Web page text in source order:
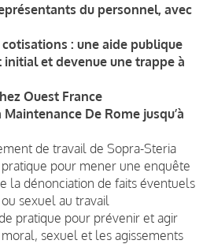
du personnel, avec
: une aide publique
et devenue une trappe à
Ouest France
De Rome jusqu’à
de travail de Sopra-Steria
pour mener une enquête
la dénonciation de faits éventuels
sexuel au travail
pratique pour prévenir et agir
sexuel et les agissements